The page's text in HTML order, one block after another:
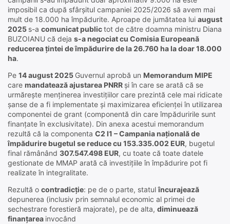
imposibil ca după sfârșitul campaniei 2025/2026 să avem mai
mult de 18.000 ha împădurite. Aproape de jumătatea lui august
2025 s-a comunicat publictot de către doamna ministru Diana
BUZOIANU că deja s-a negociat cu Comisia Europeană
reducerea țintei de împădurire de la 26.760 ha la doar 18.000
ha.
Pe 14 august 2025 Guvernul aprobă un Memorandum MIPE
care mandatează ajustarea PNRR și în care se arată că se
urmărește menținerea investițiilor care prezintă cele mai ridicate
șanse de a fi implementate și maximizarea eficienței în utilizarea
componentei de grant (componentă din care împăduririle sunt
finanțate în exclusivitate). Din anexa acestui memorandum
rezultă că la componenta C2 I1 – Campania națională de
împădurire bugetul se reduce cu 153.335.002 EUR, bugetul
final rămânând 307.547.498 EUR, cu toate că toate datele
gestionate de MMAP arată că investițiile în împădurire pot fi
realizate în integralitate.
Rezultă o contradicție: pe de o parte, statulîncurajează
depunerea (inclusiv prin semnalul economic al primei de
sechestrare forestieră majorate), pe de alta, diminuează
finanțarea invocând